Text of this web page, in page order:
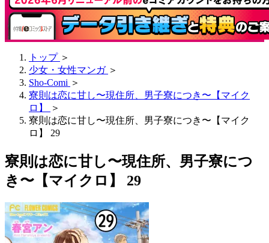
トップ ＞
少女・女性マンガ ＞
Sho-Comi ＞
寮則は恋に甘し〜現住所、男子寮につき〜【マイク
ロ】
＞
寮則は恋に甘し〜現住所、男子寮につき〜【マイク
ロ】 29
寮則は恋に甘し〜現住所、男子寮につ
き〜【マイクロ】 29